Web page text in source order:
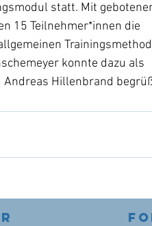
statt. Mit
15 Teilnehmer*innen die
konnte dazu als
Andreas Hillenbrand